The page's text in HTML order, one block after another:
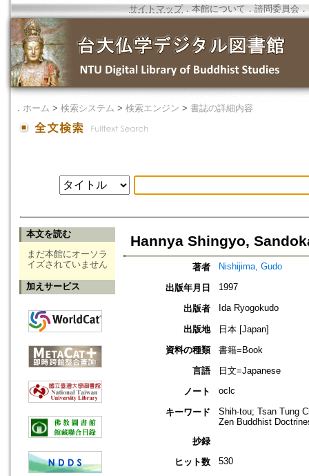
サイトマップ．本館について ． 諮問委員会 ．
． ホーム > 検索システム > 検索エンジン > 書誌の詳細内容
本文を読む
まだ本館にオーソラ
イズされていません
加えサービス
Hannya Shingyo,
著者 Nishijima, Gudo
出版年月日 1997
出版者 Ida Ryogokudo
出版地
日本 [Japan]
資料の種類
書籍=Book
言語
日文=Japanese
ノート
oclc
キーワード
Shih-tou; Tsan Tung
Zen Buddhist
抄録
ヒット数
530